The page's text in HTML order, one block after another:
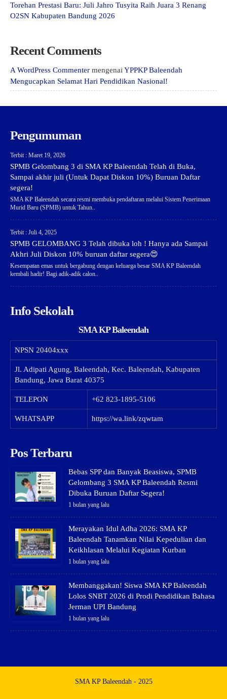
Torehan Prestasi Baru: Juli Jahro Tusyita Raih Juara 3 Renang
O2SN Kabupaten Bandung 2026
Recent Comments
A WordPress Commenter mengenai YPPKP Baleendah
Mengucapkan Selamat Hari Pendidikan Nasional!
Pengumuman
Terbit : Maret 19, 2026
SPMB Gelombang 3 di SMA KP Baleendah Telah di Buka,
Sampai akhir juli (Untuk Dapat Diskon 10%) Buruan Daftar
segera!
SMA KP Baleendah secara resmi membuka pendaftaran melalui Sistem Penerimaan
Murid Baru (SPMB) untuk Tahun..
Terbit : Juli 4, 2025
SPMB GELOMBANG 3 Telah dibuka loh ! Hanya ada Sampai
Akhri Juli Diskon 10% buruan daftar segera😍
Kesempatan emas untuk bergabung dengan keluarga besar SMA KP Baleendah
kembali hadir! Bagi adik-adik calon..
Info Sekolah
SMA KP Baleendah
NPSN 20404xxx
Jl. Adipati Agung, Baleendah, Kec. Baleendah, Kabupaten
Bandung, Jawa Barat 40375
TELEPON +62 823-1895-5106
WHATSAPP https://wa.link/zqwtam
Pos Terbaru
Bebas SPP dan Banyak Beasiswa, SPMB
Gelombang 3 SMA KP Baleendah Resmi
Dibuka Buruan Daftar Segera!
1 bulan yang lalu
Merayakan Idul Adha 2026: SMA KP
Baleendah Tanamkan Nilai Kepedulian dan
Keikhlasan Melalui Kegiatan Kurban
1 bulan yang lalu
Membanggakan! Siswa SMA KP Baleendah
Lolos SNBT 2026 di Prodi Pendidikan Bahasa
Jerman UPI Bandung
1 bulan yang lalu
SMA KP Baleendah - 2025